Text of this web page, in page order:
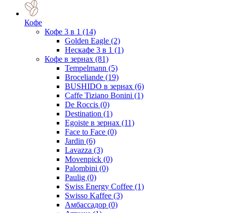
Кофе
Кофе 3 в 1 (14)
Golden Eagle (2)
Нескафе 3 в 1 (1)
Кофе в зернах (81)
Tempelmann (5)
Broceliande (19)
BUSHIDO в зернах (6)
Caffe Tiziano Bonini (1)
De Roccis (0)
Destination (1)
Egoiste в зернах (11)
Face to Face (0)
Jardin (6)
Lavazza (3)
Movenpick (0)
Palombini (0)
Paulig (0)
Swiss Energy Coffee (1)
Swisso Kaffee (3)
Амбассадор (0)